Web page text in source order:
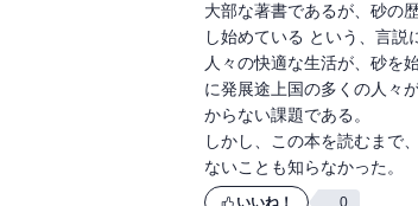
大部な著書であるが、砂の
し始めている という、言
人々の快適な生活が、砂を
に発展途上国の多くの人々
からない課題である。
しかし、この本を読むまで
ないことも知らなかった。